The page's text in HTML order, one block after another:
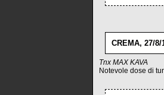
CREMA, 27/8/
Tnx MAX KAVA
Notevole dose di